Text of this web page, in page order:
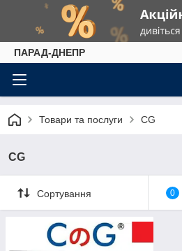
ПАРАД-ДНЕПР
Товари та послуги CG
CG
Сортування 0